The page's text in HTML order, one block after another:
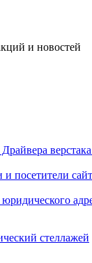
и новостей
посетители
стеллажей